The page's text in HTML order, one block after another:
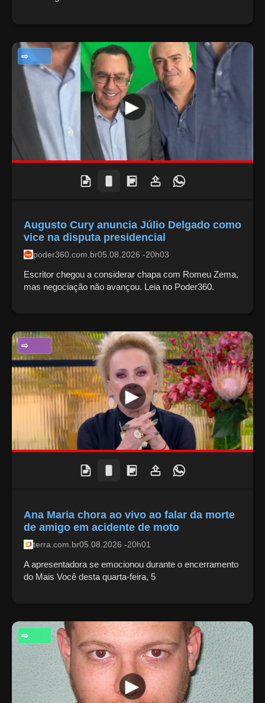
NOTÍCIAS
Augusto Cury anuncia Júlio Delgado como
vice na disputa presidencial
poder360.com.br05.08.2026 -20h03
Escritor chegou a considerar chapa com Romeu Zema,
mas negociação não avançou. Leia no Poder360.
ENTRETENIMENTO
Ana Maria chora ao vivo ao falar da morte
de amigo em acidente de moto
terra.com.br05.08.2026 -20h01
A apresentadora se emocionou durante o encerramento
do Mais Você desta quarta-feira, 5
RELIGIÃO